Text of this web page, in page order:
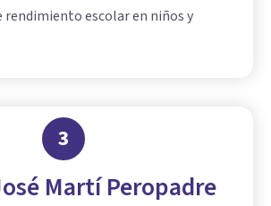
rendimiento escolar en niños y
3
Martí Peropadre